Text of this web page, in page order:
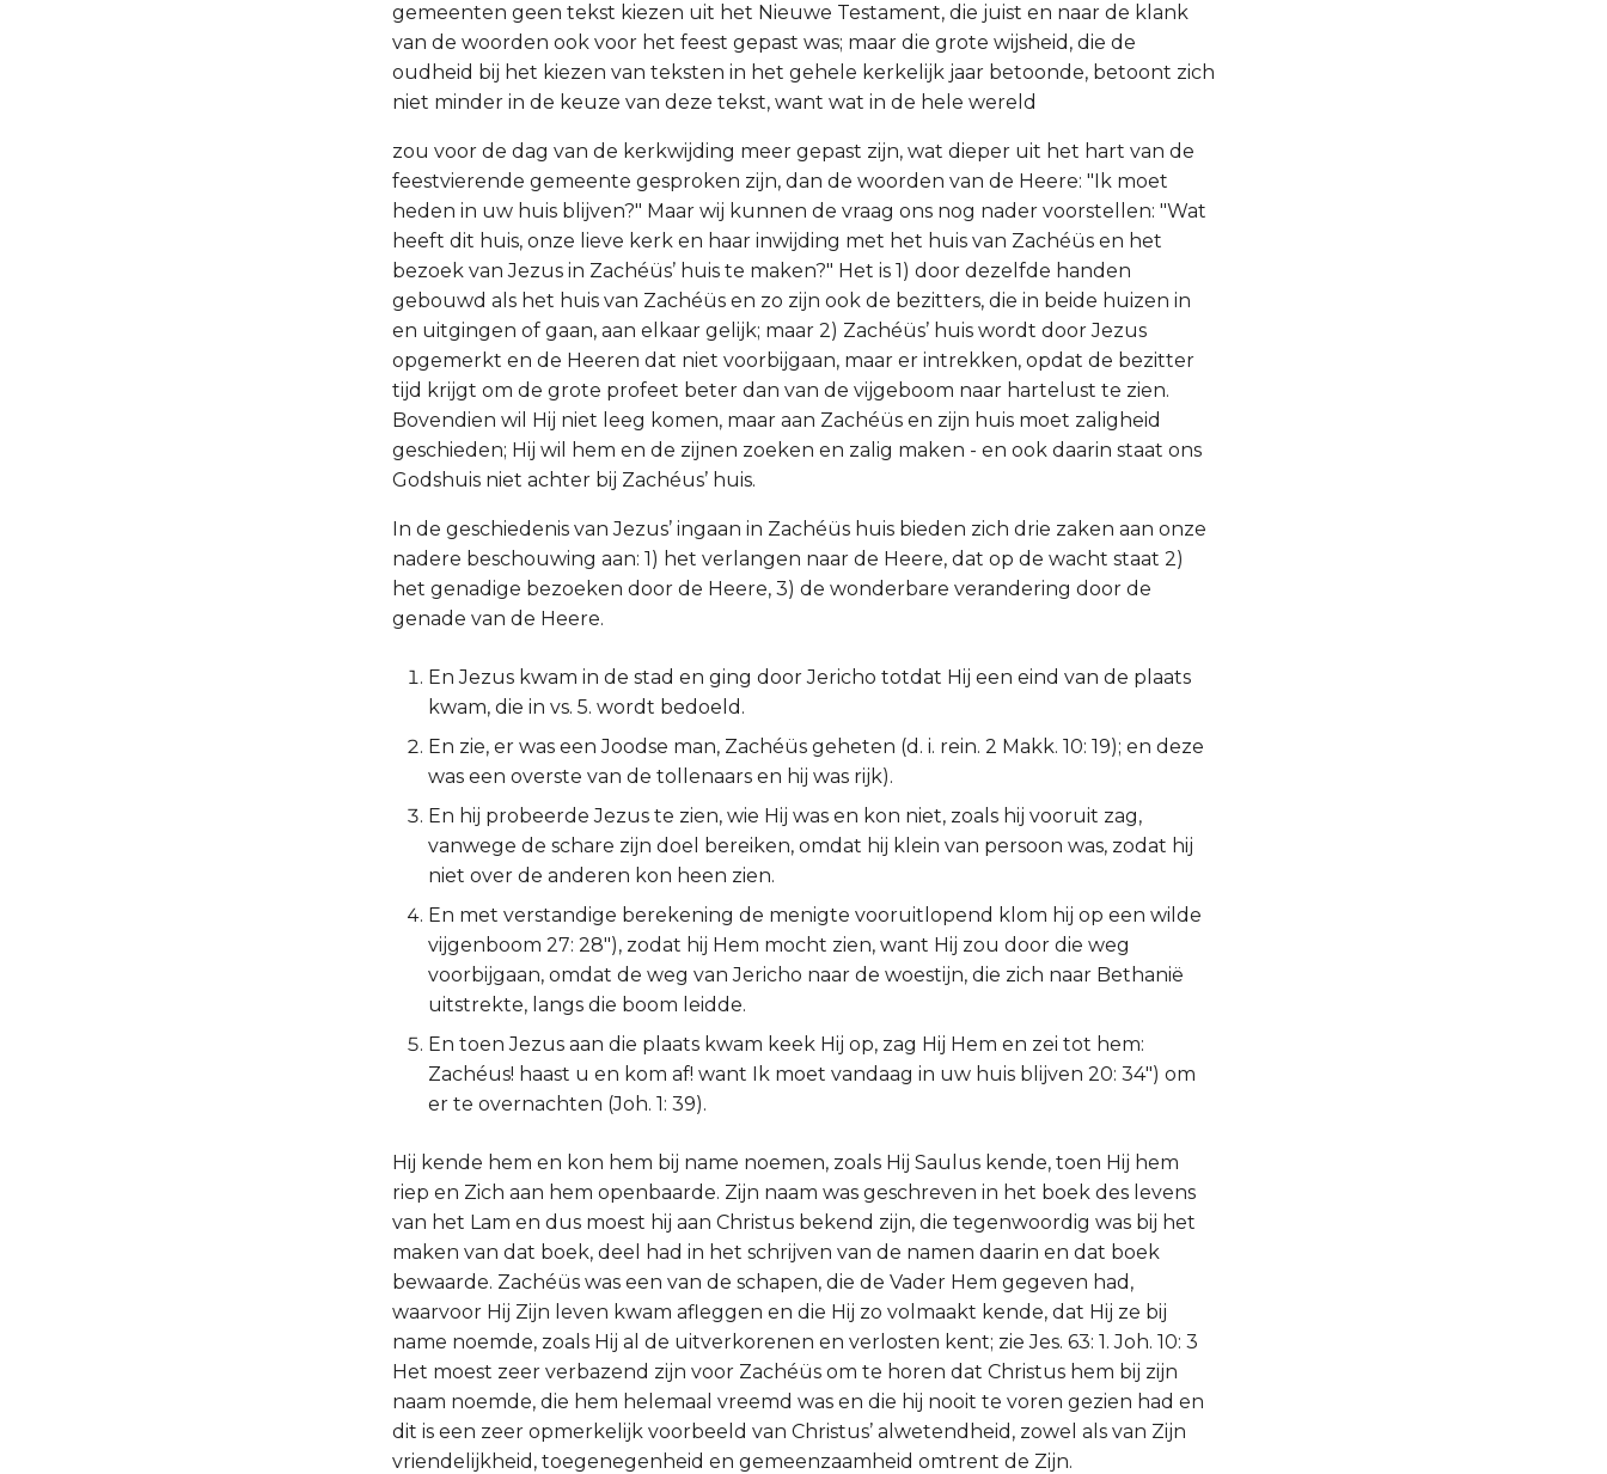
gemeenten geen tekst kiezen uit het Nieuwe Testament, die juist en naar de klank
van de woorden ook voor het feest gepast was; maar die grote wijsheid, die de
oudheid bij het kiezen van teksten in het gehele kerkelijk jaar betoonde, betoont zich
niet minder in de keuze van deze tekst, want wat in de hele wereld
zou voor de dag van de kerkwijding meer gepast zijn, wat dieper uit het hart van de
feestvierende gemeente gesproken zijn, dan de woorden van de Heere: "Ik moet
heden in uw huis blijven?" Maar wij kunnen de vraag ons nog nader voorstellen: "Wat
heeft dit huis, onze lieve kerk en haar inwijding met het huis van Zachéüs en het
bezoek van Jezus in Zachéüs’ huis te maken?" Het is 1) door dezelfde handen
gebouwd als het huis van Zachéüs en zo zijn ook de bezitters, die in beide huizen in
en uitgingen of gaan, aan elkaar gelijk; maar 2) Zachéüs’ huis wordt door Jezus
opgemerkt en de Heeren dat niet voorbijgaan, maar er intrekken, opdat de bezitter
tijd krijgt om de grote profeet beter dan van de vijgeboom naar hartelust te zien.
Bovendien wil Hij niet leeg komen, maar aan Zachéüs en zijn huis moet zaligheid
geschieden; Hij wil hem en de zijnen zoeken en zalig maken - en ook daarin staat ons
Godshuis niet achter bij Zachéus’ huis.
In de geschiedenis van Jezus’ ingaan in Zachéüs huis bieden zich drie zaken aan onze
nadere beschouwing aan: 1) het verlangen naar de Heere, dat op de wacht staat 2)
het genadige bezoeken door de Heere, 3) de wonderbare verandering door de
genade van de Heere.
En Jezus kwam in de stad en ging door Jericho totdat Hij een eind van de plaats
kwam, die in vs. 5. wordt bedoeld.
En zie, er was een Joodse man, Zachéüs geheten (d. i. rein. 2 Makk. 10: 19); en deze
was een overste van de tollenaars en hij was rijk).
En hij probeerde Jezus te zien, wie Hij was en kon niet, zoals hij vooruit zag,
vanwege de schare zijn doel bereiken, omdat hij klein van persoon was, zodat hij
niet over de anderen kon heen zien.
En met verstandige berekening de menigte vooruitlopend klom hij op een wilde
vijgenboom 27: 28"), zodat hij Hem mocht zien, want Hij zou door die weg
voorbijgaan, omdat de weg van Jericho naar de woestijn, die zich naar Bethanië
uitstrekte, langs die boom leidde.
En toen Jezus aan die plaats kwam keek Hij op, zag Hij Hem en zei tot hem:
Zachéus! haast u en kom af! want Ik moet vandaag in uw huis blijven 20: 34") om
er te overnachten (Joh. 1: 39).
Hij kende hem en kon hem bij name noemen, zoals Hij Saulus kende, toen Hij hem
riep en Zich aan hem openbaarde. Zijn naam was geschreven in het boek des levens
van het Lam en dus moest hij aan Christus bekend zijn, die tegenwoordig was bij het
maken van dat boek, deel had in het schrijven van de namen daarin en dat boek
bewaarde. Zachéüs was een van de schapen, die de Vader Hem gegeven had,
waarvoor Hij Zijn leven kwam afleggen en die Hij zo volmaakt kende, dat Hij ze bij
name noemde, zoals Hij al de uitverkorenen en verlosten kent; zie Jes. 63: 1. Joh. 10: 3
Het moest zeer verbazend zijn voor Zachéüs om te horen dat Christus hem bij zijn
naam noemde, die hem helemaal vreemd was en die hij nooit te voren gezien had en
dit is een zeer opmerkelijk voorbeeld van Christus’ alwetendheid, zowel als van Zijn
vriendelijkheid, toegenegenheid en gemeenzaamheid omtrent de Zijn.